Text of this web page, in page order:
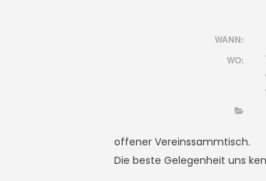
WANN:
WO:
offener Vereinssammtisch.
Die beste Gelegenheit uns